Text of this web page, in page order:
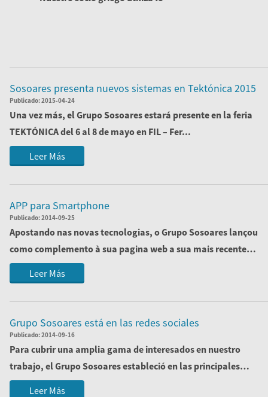
Sosoares presenta nuevos sistemas en Tektónica 2015
Publicado:2015-04-24
Una vez más, elGrupo Sosoaresestará presente en la feria
TEKTÓNICAdel 6 al 8 de mayo en FIL – Fer...
Leer Más
APP para Smartphone
Publicado:2014-09-25
Apostando nas novas tecnologias, o Grupo Sosoares lançou
como complemento à sua pagina web a sua mais recente
app para smartphones, tablet e outr...
Leer Más
Grupo Sosoares está en las redes sociales
Publicado:2014-09-16
Para cubrir una amplia gama de interesados ​​en nuestro
trabajo, el Grupo Sosoares estableció en las principales
redes sociales, páginas que ...
Leer Más